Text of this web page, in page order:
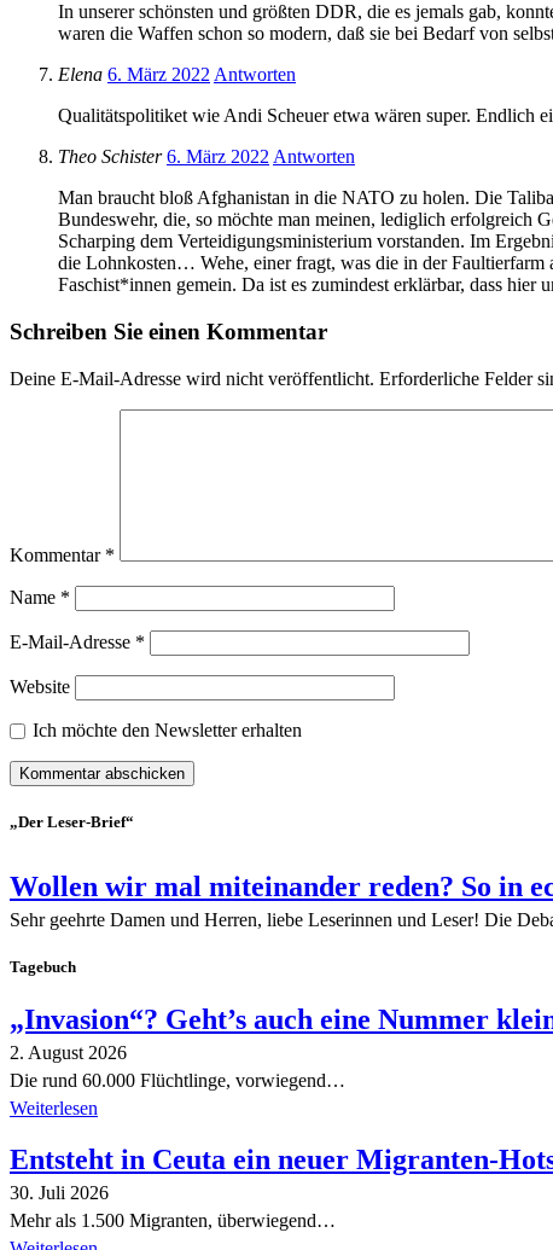
In unserer schönsten und größten DDR, die es jemals gab,
waren die Waffen schon so modern, daß sie bei Bedarf von
Elena 6. März 2022 Antworten
Qualitätspolitiket wie Andi Scheuer etwa wären super. Endlich
Theo Schister 6. März 2022 Antworten
Man braucht bloß Afghanistan in die NATO zu holen. Die
Bundeswehr, die, so möchte man meinen, lediglich erfolgreich
Scharping dem Verteidigungsministerium vorstanden. Im
die Lohnkosten… Wehe, einer fragt, was die in der Faultierfarm
Faschist*innen gemein. Da ist es zumindest erklärbar, dass
Schreiben Sie einen Kommentar
Deine E-Mail-Adresse wird nicht veröffentlicht. Erforderliche Felder
Kommentar *
Name *
E-Mail-Adresse *
Website
Ich möchte den Newsletter erhalten
„Der Leser-Brief“
Wollen wir mal miteinander reden? So in
Sehr geehrte Damen und Herren, liebe Leserinnen und Leser! Die
Tagebuch
„Invasion“? Geht’s auch eine Nummer
2. August 2026
Die rund 60.000 Flüchtlinge, vorwiegend…
Weiterlesen
Entsteht in Ceuta ein neuer Migranten-
30. Juli 2026
Mehr als 1.500 Migranten, überwiegend…